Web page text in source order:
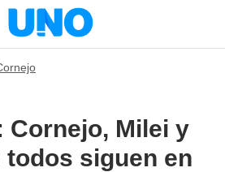
Cornejo, Milei y
todos siguen en